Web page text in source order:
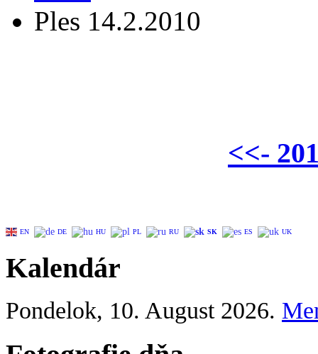
Ples 14.2.2010
<<-
EN DE HU PL RU SK ES UK
Kalendár
Pondelok, 10. August 2026.